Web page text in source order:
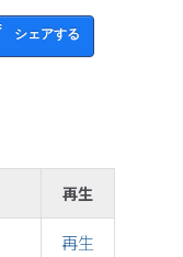
シェアする
再生
再生